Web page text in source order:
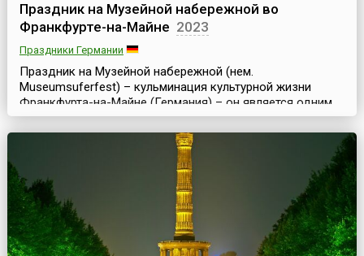
Праздник на Музейной набережной во
Франкфурте-на-Майне 2023
Праздники Германии
Праздник на Музейной набережной (нем.
Museumsuferfest) – кульминация культурной жизни
Франкфурта-на-Майне (Германия) – он является одним
из самых крупных и значительных культурных
праздников и фестивалей Европы. Праздник проходит
ежегодно в последние полные выходные августа и
длится три дня.Музейная набережная (нем.
Museumsufer) – это набережная южного берега реки
Майн во Франкфурте в районе м...